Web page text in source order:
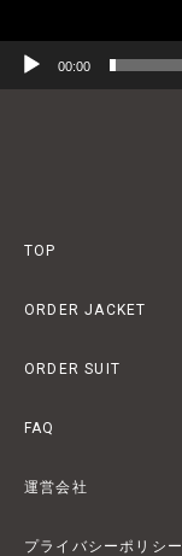
00:00
TOP
ORDER JACKET
ORDER SUIT
FAQ
運営会社
プライバシーポリシー